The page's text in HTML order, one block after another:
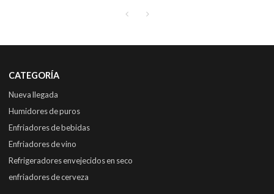
B145 con estante para bebidas
CATEGORÍA
Nueva llegada
Humidores de puros
Enfriadores de bebidas
Enfriadores de vino
Refrigeradores envejecidos en seco
enfriadores de cerveza